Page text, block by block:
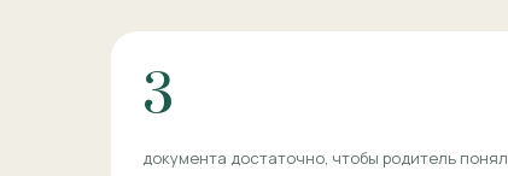
3
документа достаточно, чтобы родитель понял